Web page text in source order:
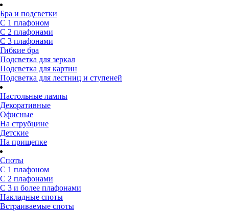
Бра и подсветки
С 1 плафоном
С 2 плафонами
С 3 плафонами
Гибкие бра
Подсветка для зеркал
Подсветка для картин
Подсветка для лестниц и ступеней
Настольные лампы
Декоративные
Офисные
На струбцине
Детские
На прищепке
Споты
С 1 плафоном
С 2 плафонами
С 3 и более плафонами
Накладные споты
Встраиваемые споты